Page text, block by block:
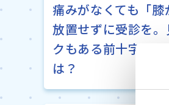
痛みがなくても「
放置せずに受診を
クもある前十字靭帯
は？